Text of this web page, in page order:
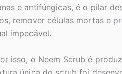
e antifúngicas, é o pilar
remover células mortas e
impecável.
isso, o Neem Scrub é